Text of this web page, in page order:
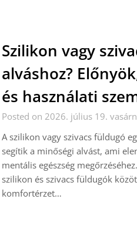
Szilikon vagy
alváshoz?
és használati
Posted on 2026. július 19.
A szilikon vagy szivacs füldugó
segítik a minőségi alvást, ami
mentális egészség
szilikon és szivacs füldugók
komfortérzet…